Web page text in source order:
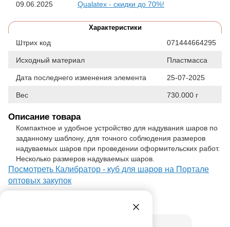
09.06.2025 Qualatex - скидки до 70%!
Характеристики
Штрих код 071444664295
Исходный материал Пластмасса
Дата последнего изменения элемента 25-07-2025
Вес 730.000 г
Описание товара
Компактное и удобное устройство для надувания шаров по
заданному шаблону, для точного соблюдения размеров
надуваемых шаров при проведении оформительских работ.
Несколько размеров надуваемых шаров.
Посмотреть Калибратор - куб для шаров на Портале
оптовых закупок